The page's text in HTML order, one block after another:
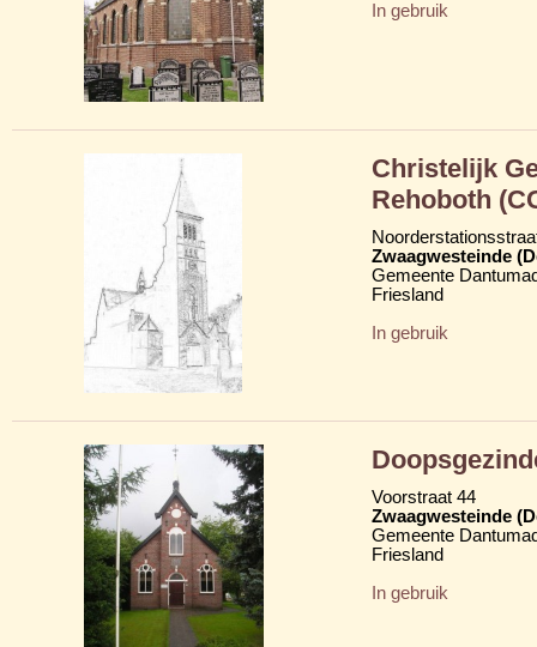
In gebruik
Christelijk
Rehoboth
Zwaagwesteinde
Gemeente
Friesland
In gebruik
Voorstraat 44
Zwaagwesteinde
Gemeente
Friesland
In gebruik